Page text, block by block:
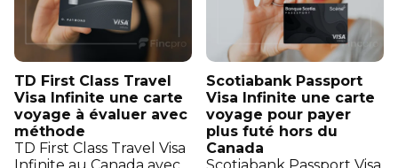
TD First Class Travel
Visa Infinite une carte
voyage à évaluer avec
méthode
TD First Class Travel Visa
Scotiabank Passport
Visa Infinite une carte
voyage pour payer
plus futé hors du
Canada